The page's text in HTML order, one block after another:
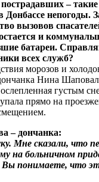
пострадавших –
Донбассе непогоды.
вызовов
и
батареи.
всех служб?
морозов и
Нина
густым
прямо на
– дончанка:
Мне сказали, что
на больничном
понимаете, что